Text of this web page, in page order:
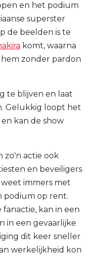
en het podium
superster
de beelden is te
komt, waarna
zonder pardon
te blijven en laat
Gelukkig loopt het
kan de show
zo'n actie ook
en beveiligers
weet immers met
podium op rent.
kan in een
in een gevaarlijke
dit keer sneller
werkelijkheid kon